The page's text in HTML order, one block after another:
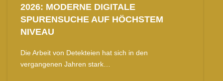
2026: MODERNE DIGITALE
SPURENSUCHE AUF HÖCHSTEM
NIVEAU
Die Arbeit von Detekteien hat sich in den
vergangenen Jahren stark…